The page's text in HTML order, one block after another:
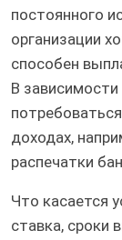
постоянного
организации
способен
В
доходах,
распечатки
Что касается
ставка, сроки